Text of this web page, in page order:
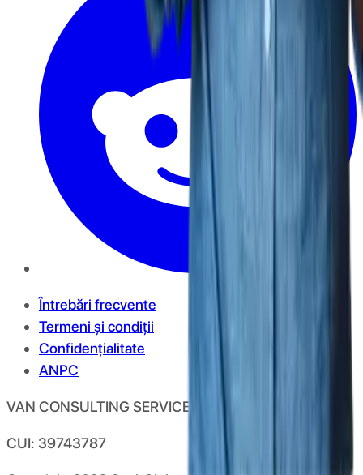
Întrebări frecvente
Termeni și condiții
Confidențialitate
ANPC
VAN CONSULTING SERVICES S.R.L.
CUI: 39743787